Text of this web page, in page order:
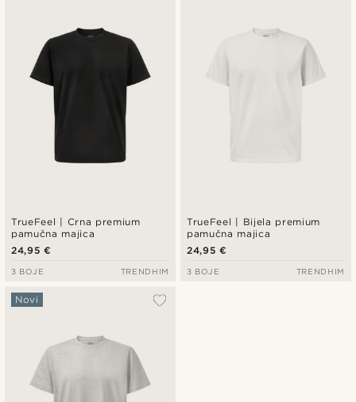
Najniža cijena
Najviša cijena
TrueFeel | Crna premium
pamučna majica
24,95 €
3 BOJE TRENDHIM
TrueFeel | Bijela premium
pamučna majica
24,95 €
3 BOJE TRENDHIM
Novi